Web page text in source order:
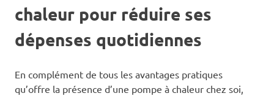
chaleur pour réduire ses
dépenses quotidiennes
En complément de tous les avantages pratiques
qu’offre la présence d’une pompe à chaleur chez soi,